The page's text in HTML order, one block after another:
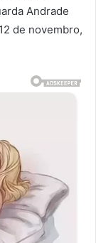
Andrade
de novembro,